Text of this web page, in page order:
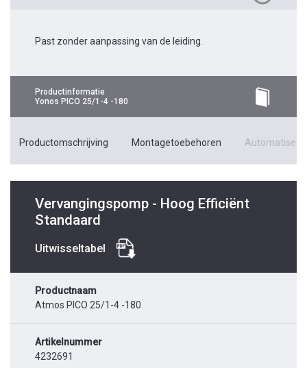
Past zonder aanpassing van de leiding.
Productinformatie
Yonos PICO 25/1-4 -180
Productomschrijving Montagetoebehoren
Vervangingspomp - Hoog Efficiënt
Standaard
Uitwisseltabel
Productnaam
Atmos PICO 25/1-4 -180
Artikelnummer
4232691